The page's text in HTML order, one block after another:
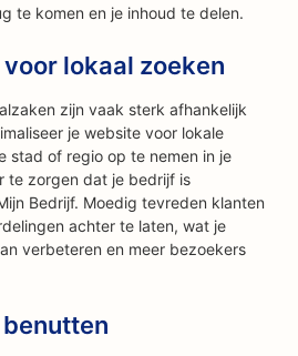
te komen en je inhoud te delen.
lokaal zoeken
zijn vaak sterk afhankelijk
je website voor lokale
stad of regio op te nemen in je
te zorgen dat je bedrijf is
Bedrijf. Moedig tevreden klanten
achter te laten, wat je
verbeteren en meer bezoekers